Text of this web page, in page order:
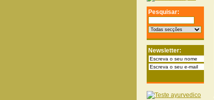
Pesquisar:
Newsletter: